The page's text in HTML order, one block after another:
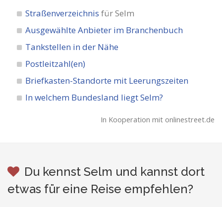
Straßenverzeichnis für Selm
Ausgewählte Anbieter im Branchenbuch
Tankstellen in der Nähe
Postleitzahl(en)
Briefkasten-Standorte mit Leerungszeiten
In welchem Bundesland liegt Selm?
In Kooperation mit onlinestreet.de
Du kennst Selm und kannst dort
etwas für eine Reise empfehlen?